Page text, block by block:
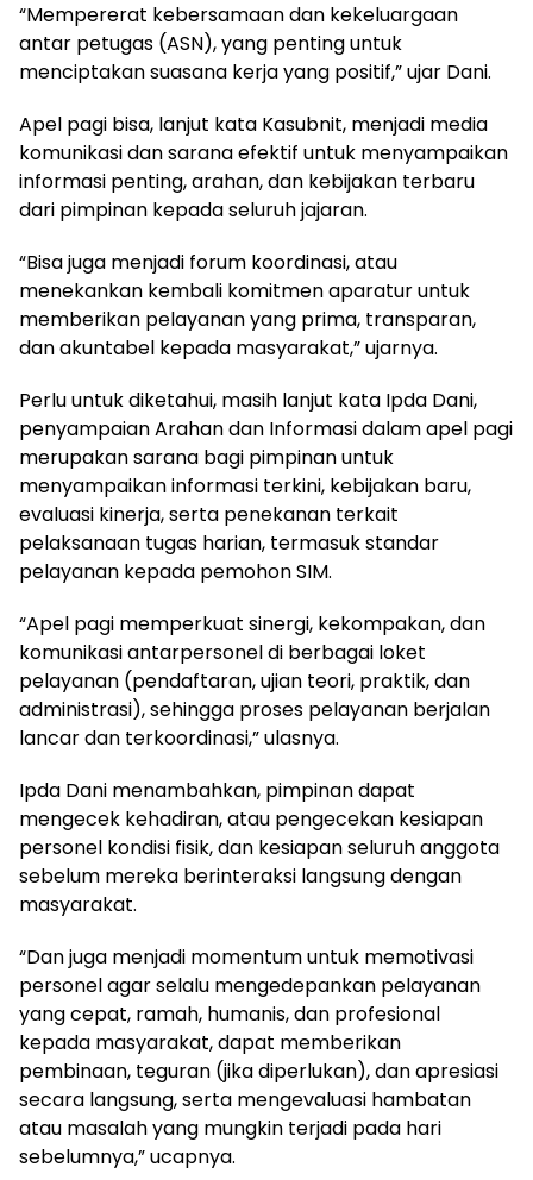
“Mempererat kebersamaan dan kekeluargaan
antar petugas (ASN), yang penting untuk
menciptakan suasana kerja yang positif,” ujar Dani.
Apel pagi bisa, lanjut kata Kasubnit, menjadi media
komunikasi dan sarana efektif untuk menyampaikan
informasi penting, arahan, dan kebijakan terbaru
dari pimpinan kepada seluruh jajaran.
“Bisa juga menjadi forum koordinasi, atau
menekankan kembali komitmen aparatur untuk
memberikan pelayanan yang prima, transparan,
dan akuntabel kepada masyarakat,” ujarnya.
Perlu untuk diketahui, masih lanjut kata Ipda Dani,
penyampaian Arahan dan Informasi dalam apel pagi
merupakan sarana bagi pimpinan untuk
menyampaikan informasi terkini, kebijakan baru,
evaluasi kinerja, serta penekanan terkait
pelaksanaan tugas harian, termasuk standar
pelayanan kepada pemohon SIM.
“Apel pagi memperkuat sinergi, kekompakan, dan
komunikasi antarpersonel di berbagai loket
pelayanan (pendaftaran, ujian teori, praktik, dan
administrasi), sehingga proses pelayanan berjalan
lancar dan terkoordinasi,” ulasnya.
Ipda Dani menambahkan, pimpinan dapat
mengecek kehadiran, atau pengecekan kesiapan
personel kondisi fisik, dan kesiapan seluruh anggota
sebelum mereka berinteraksi langsung dengan
masyarakat.
“Dan juga menjadi momentum untuk memotivasi
personel agar selalu mengedepankan pelayanan
yang cepat, ramah, humanis, dan profesional
kepada masyarakat, dapat memberikan
pembinaan, teguran (jika diperlukan), dan apresiasi
secara langsung, serta mengevaluasi hambatan
atau masalah yang mungkin terjadi pada hari
sebelumnya,” ucapnya.